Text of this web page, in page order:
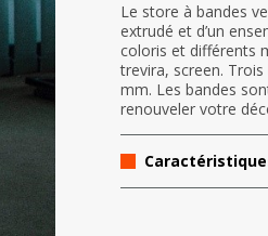
Le store à bandes
extrudé et d’un
coloris et différents
trevira, screen.
mm. Les bandes
renouveler votre